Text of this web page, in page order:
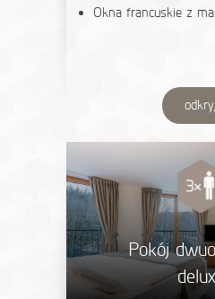
Okna francuskie z
odkryj
Pokój